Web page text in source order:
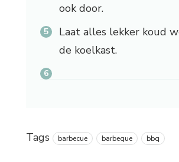
ook door.
Laat alles lekker koud
de koelkast.
Tags barbecue barbeque bbq